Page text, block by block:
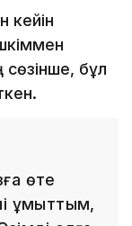
кейін
сөзінше, бұл
өте
ұмыттым,